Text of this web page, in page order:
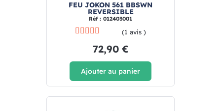
FEU JOKON 561 BBSWN
REVERSIBLE
Réf : 012403001
(1 avis )
72,90 €
Ajouter au panier